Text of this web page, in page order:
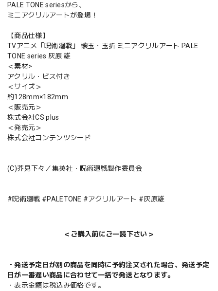
PALE TONE seriesから、
ミニアクリルアートが登場！
【商品仕様】
TVアニメ「呪術廻戦」 懐玉・玉折 ミニアクリルアート PALE
TONE series 灰原 雄
＜素材>
アクリル・ビス付き
＜サイズ＞
約128mm×182mm
＜販売元＞
株式会社CS plus
＜発売元＞
株式会社コンテンツシード
(C)芥見下々／集英社・呪術廻戦製作委員会
#呪術廻戦 #PALETONE #アクリルアート #灰原雄
＜ご購入前にご一読下さい＞
・発送予定日が別の商品を同時に予約注文された場合、発送予定
日が一番遅い商品に合わせて一括で発送となります。
・表示金額は税込み価格です。